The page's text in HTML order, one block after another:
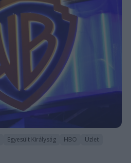
Egyesült Királyság HBO
Üzlet